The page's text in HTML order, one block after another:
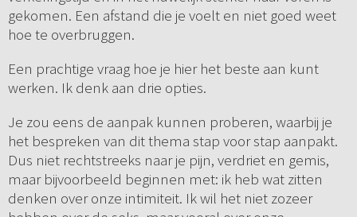
gekomen. Een afstand die je voelt en niet goed weet
hoe te overbruggen.
Een prachtige vraag hoe je hier het beste aan kunt
werken. Ik denk aan drie opties.
Je zou eens de aanpak kunnen proberen, waarbij je
het bespreken van dit thema stap voor stap aanpakt.
Dus niet rechtstreeks naar je pijn, verdriet en gemis,
maar bijvoorbeeld beginnen met: ik heb wat zitten
denken over onze intimiteit. Ik wil het niet zozeer